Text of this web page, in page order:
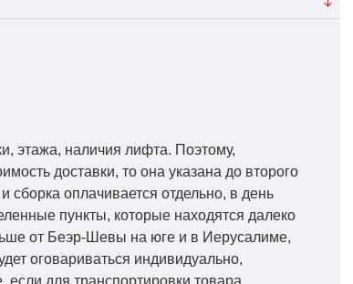
этажа, наличия лифта. Поэтому,
доставки, то она указана до второго
оплачивается отдельно, в день
пункты, которые находятся далеко
от Беэр-Шевы на юге и в Иерусалиме,
оговариваться индивидуально,
для транспортировки товара